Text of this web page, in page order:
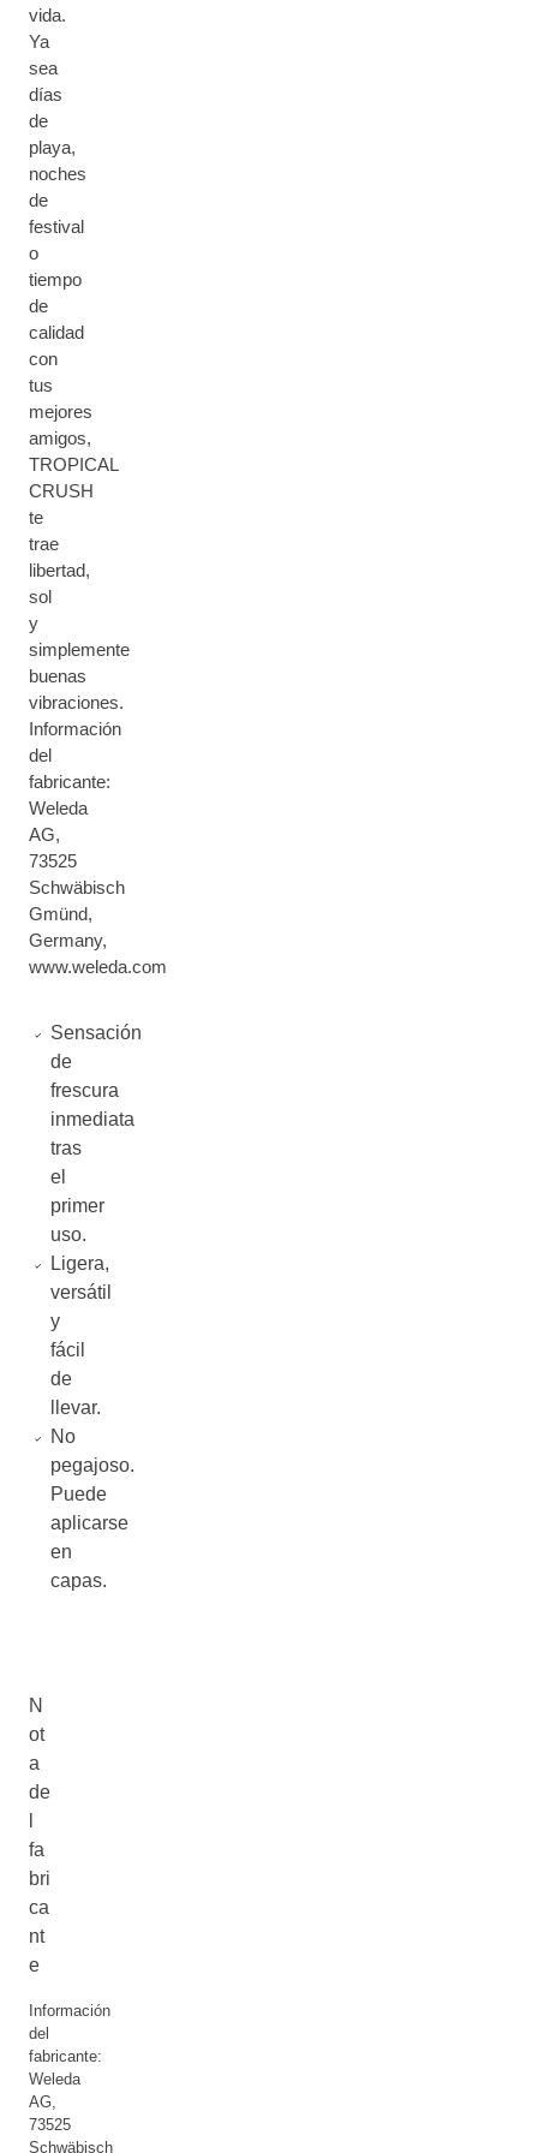
vida.
​Ya
sea
días
de
playa,
noches
de
festival
o
tiempo
de
calidad
con
tus
mejores
amigos,
TROPICAL
CRUSH
te
trae
libertad,
sol
y
simplemente
buenas
vibraciones.
Información
del
fabricante:
Weleda
AG,
73525
Schwäbisch
Gmünd,
Germany,
www.weleda.com
Sensación
de
frescura
inmediata
tras
el
primer
uso.
Ligera,
versátil
y
fácil
de
llevar.
No
pegajoso.
Puede
aplicarse
en
capas.
N
ot
a
de
fa
bri
ca
nt
e
Información
del
fabricante:
Weleda
AG,
73525
Schwäbisch